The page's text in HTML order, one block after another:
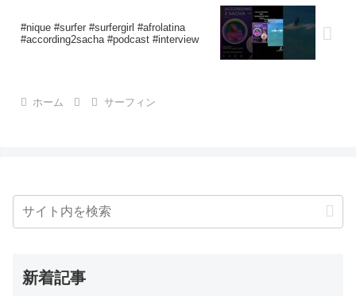
日本時間の5/7（土）よりCS第1戦”Boost
Mobile Gold Coast Pro”が開幕！について
#nique #surfer #surfergirl #afrolatina
#according2sacha #podcast #interview
ホーム サーフィン
新着記事